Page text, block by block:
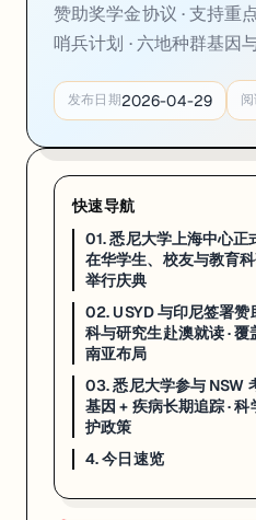
宏观影响：这类双边奖学金协议陆续
来源：University of Sydney
03. 悉尼大学参与 NSW
一句话：NSW 考拉哨兵计划（
研究目标：通过统一数据标准横向比
：考拉 2022 年被正式列为
来源：University of Sydney
4. 今日速览
上海中心新址开幕：4-22 正式
印尼赞助奖学金协议：USYD
NSW 考拉哨兵计划
如果你在看 USYD 的申请、奖学金
赞助奖学金协议 · 支持重
哨兵计划 · 六地种群基因
发布日期2026-04-29
快速导航
01. 悉尼大学上海中心正
在华学生、校友与教育
举行庆典
02. USYD 与印尼签署
科与研究生赴澳就读 ·
南亚布局
03. 悉尼大学参与 NSW
基因 + 疾病长期追踪 ·
护政策
4. 今日速览